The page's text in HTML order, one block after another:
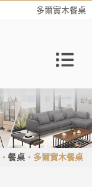
多爾實木餐桌
餐桌 多爾實木餐桌